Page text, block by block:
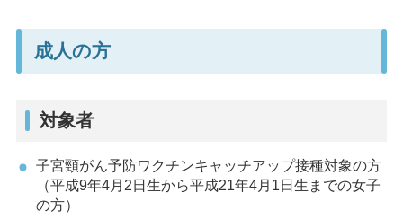
成人の方
対象者
子宮頸がん予防ワクチンキャッチアップ接種対象の方
（平成9年4月2日生から平成21年4月1日生までの女子
の方）